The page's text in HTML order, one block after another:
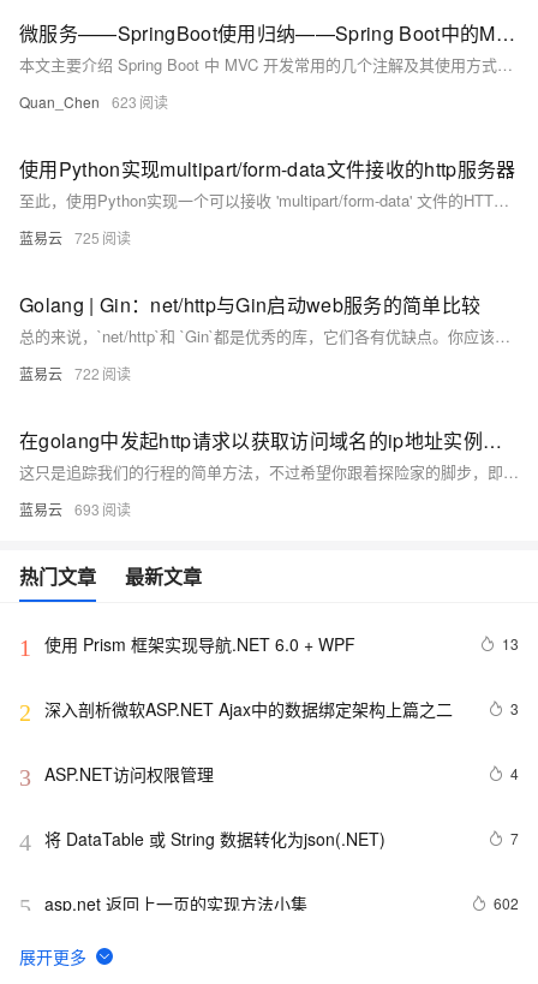
微服务——SpringBoot使用归纳——Spring Boot中的MVC支持——@RestController
本文主要介绍 Spring Boot 中 MVC 开发常用的几个注解及其使用方式，包括 `@RestController`、`@RequestMapping`、`@PathVariable`、`@RequestParam` 和 `@RequestBody`。其中重点讲解了 `@RestController` 注解的构成与特点：它是 `@Controller` 和 `@ResponseBody` 的结合体，适用于返回 JSON 数据的场景。文章还指出，在需要模板渲染（如 Thymeleaf）而非前后端分离的情况下，应使用 `@Controller` 而非 `@RestController`
Quan_Chen 623
使用Python实现multipart/form-data文件接收的http服务器
至此，使用Python实现一个可以接收 'multipart/form-data' 文件的HTTP服务器的步骤就讲解完毕了。希望通过我的讲解，你可以更好地理解其中的逻辑，另外，你也可以尝试在实际项目中运用这方面的知识。
蓝易云 725
Golang | Gin：net/http与Gin启动web服务的简单比较
总的来说，`net/http`和 `Gin`都是优秀的库，它们各有优缺点。你应该根据你的需求和经验来选择最适合你的工具。希望这个比较可以帮助你做出决策。
蓝易云 722
在golang中发起http请求以获取访问域名的ip地址实例（使用net, httptrace库）
这只是追踪我们的行程的简单方法，不过希望你跟着探险家的脚步，即使是在互联网的隧道中，也可以找到你想去的地方。接下来就是你的探险之旅了，祝你好运！
蓝易云 693
热门文章 最新文章
1 使用 Prism 框架实现导航.NET 6.0 + WPF 13
2 深入剖析微软ASP.NET Ajax中的数据绑定架构上篇之二 3
3 ASP.NET访问权限管理 4
4 将 DataTable 或 String 数据转化为json(.NET) 7
5 asp.net 返回上一页的实现方法小集 602
6 VB.NET 中的ref　和C#中的ref　格式区别